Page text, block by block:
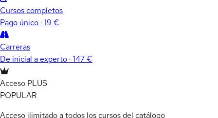
Cursos completos
Pago único · 19 €
Carreras
De inicial a experto · 147 €
Acceso PLUS
POPULAR
Acceso ilimitado a todos los cursos del catálogo